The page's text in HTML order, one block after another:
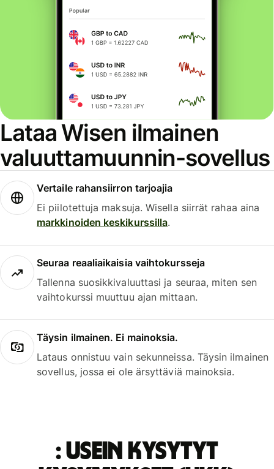
Lataa Wisen ilmainen
valuuttamuunnin-sovellus
Vertaile rahansiirron tarjoajia
Ei piilotettuja maksuja. Wisella siirrät rahaa aina
markkinoiden keskikurssilla.
Seuraa reaaliaikaisia vaihtokursseja
Tallenna suosikkivaluuttasi ja seuraa, miten sen
vaihtokurssi muuttuu ajan mittaan.
Täysin ilmainen. Ei mainoksia.
Lataus onnistuu vain sekunneissa. Täysin ilmainen
sovellus, jossa ei ole ärsyttäviä mainoksia.
: Usein kysytyt